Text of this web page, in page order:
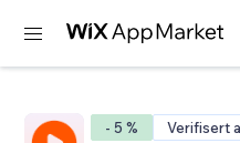
- 5 % Verifisert